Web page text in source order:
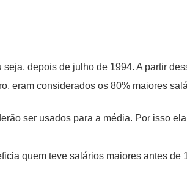
depois de julho de 1994. A partir
eram considerados os 80% maiores
ser usados para a média. Por isso
quem teve salários maiores antes de